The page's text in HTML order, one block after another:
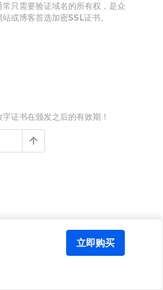
常只需要验证域名的所有权，是众
或博客首选加密SSL证书。
证书在颁发之后的有效期！
个
立即购买